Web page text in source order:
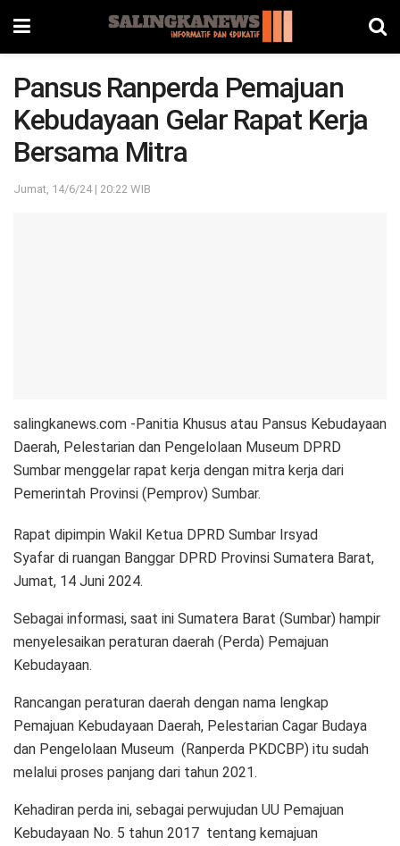
Pansus Ranperda Pemajuan
Kebudayaan Gelar Rapat Kerja
Bersama Mitra
Jumat, 14/6/24 | 20:22 WIB
salingkanews.com -Panitia Khusus atau Pansus Kebudayaan
Daerah, Pelestarian dan Pengelolaan Museum DPRD
Sumbar menggelar rapat kerja dengan mitra kerja dari
Pemerintah Provinsi (Pemprov) Sumbar.
Rapat dipimpin Wakil Ketua DPRD Sumbar Irsyad
Syafar di ruangan Banggar DPRD Provinsi Sumatera Barat,
Jumat, 14 Juni 2024.
Sebagai informasi, saat ini Sumatera Barat (Sumbar) hampir
menyelesaikan peraturan daerah (Perda) Pemajuan
Kebudayaan.
Rancangan peraturan daerah dengan nama lengkap
Pemajuan Kebudayaan Daerah, Pelestarian Cagar Budaya
dan Pengelolaan Museum (Ranperda PKDCBP) itu sudah
melalui proses panjang dari tahun 2021.
Kehadiran perda ini, sebagai perwujudan UU Pemajuan
Kebudayaan No. 5 tahun 2017 tentang kemajuan